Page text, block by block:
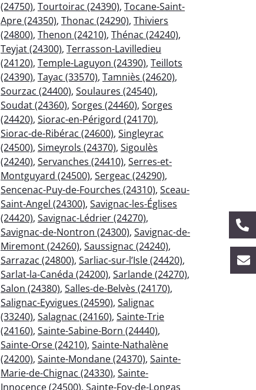
(24750), Tourtoirac (24390), Tocane-Saint-
Apre (24350), Thonac (24290), Thiviers
(24800), Thenon (24210), Thénac (24240),
Teyjat (24300), Terrasson-Lavilledieu
(24120), Temple-Laguyon (24390), Teillots
(24390), Tayac (33570), Tamniès (24620),
Sourzac (24400), Soulaures (24540),
Soudat (24360), Sorges (24460), Sorges
(24420), Siorac-en-Périgord (24170),
Siorac-de-Ribérac (24600), Singleyrac
(24500), Simeyrols (24370), Sigoulès
(24240), Servanches (24410), Serres-et-
Montguyard (24500), Sergeac (24290),
Sencenac-Puy-de-Fourches (24310), Sceau-
Saint-Angel (24300), Savignac-les-Églises
(24420), Savignac-Lédrier (24270),
Savignac-de-Nontron (24300), Savignac-de-
Miremont (24260), Saussignac (24240),
Sarrazac (24800), Sarliac-sur-l’Isle (24420),
Sarlat-la-Canéda (24200), Sarlande (24270),
Salon (24380), Salles-de-Belvès (24170),
Salignac-Eyvigues (24590), Salignac
(33240), Salagnac (24160), Sainte-Trie
(24160), Sainte-Sabine-Born (24440),
Sainte-Orse (24210), Sainte-Nathalène
(24200), Sainte-Mondane (24370), Sainte-
Marie-de-Chignac (24330), Sainte-
Innocence (24500), Sainte-Foy-de-Longas